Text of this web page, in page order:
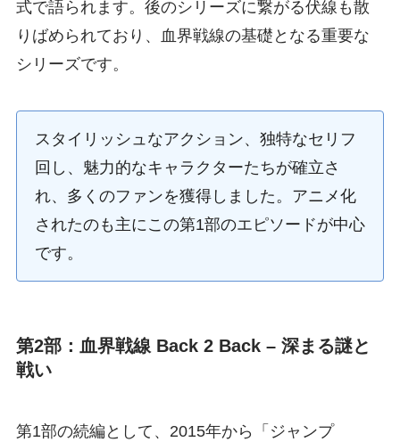
式で語られます。後のシリーズに繋がる伏線も散
りばめられており、血界戦線の基礎となる重要な
シリーズです。
スタイリッシュなアクション、独特なセリフ
回し、魅力的なキャラクターたちが確立さ
れ、多くのファンを獲得しました。アニメ化
されたのも主にこの第1部のエピソードが中心
です。
第2部：血界戦線 Back 2 Back – 深まる謎と
戦い
第1部の続編として、2015年から「ジャンプ